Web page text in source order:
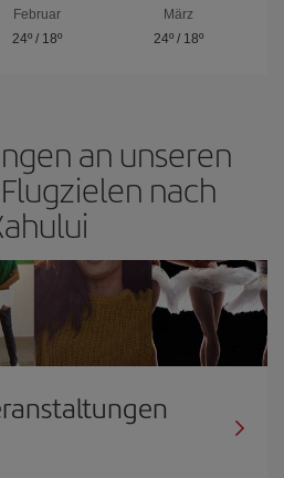
Februar
24º/ 18º
März
24º / 18º
an unseren
nach